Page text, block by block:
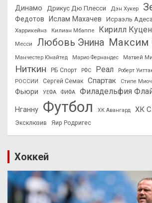
Динамо Дрикус Дю Плесси Дэн Хукер
Федотов
Ислам Махачев Исраэль
Харрикейнз
Килиан Мбаппе Кирилл
Месси
Любовь Энина Максим
Манчестер Юнайтед Марио Фернандес Матвей
Ниткин
РБ Спорт РФС Реал Роберт
РОССИИ
Сергей Семак Спартак Стипе
Фьюри
УЕФА ФИФА Филадельфия
Нганну Футбол ХК Авангард ХК
Эксклюзив Яир Родригес
Хоккей